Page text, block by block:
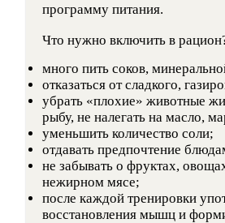
программу питания.
Что нужно включить в
много пить соков,
отказаться от сладкого,
убрать «плохие» животные
рыбу, не налегать на масло,
уменьшить количество соли;
отдавать предпочтение
не забывать о фруктах,
нежирном мясе;
после каждой тренировки
восстановления мышц и